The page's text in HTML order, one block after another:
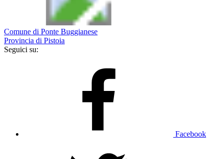
Comune di Ponte Buggianese
Provincia di Pistoia
Seguici su:
Facebook